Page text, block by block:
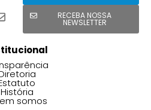
RECEBA NOSSA
NEWSLETTER
História
somos